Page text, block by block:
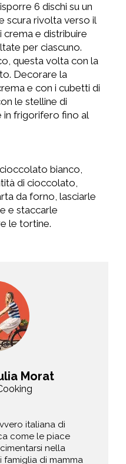
6 dischi su un
scura rivolta verso il
crema e distribuire
per ciascuno.
questa volta con la
Decorare la
e con i cubetti di
le stelline di
frigorifero fino al
bianco,
di cioccolato,
da forno, lasciarle
e staccarle
le tortine.
Morat
italiana di
come le piace
nella
famiglia di mamma